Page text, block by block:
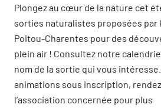
Plongez au cœur de la nature cet
sorties naturalistes proposées par
Poitou-Charentes pour des
plein air ! Consultez notre
nom de la sortie qui vous
animations sous inscription,
l’association concernée pour plus